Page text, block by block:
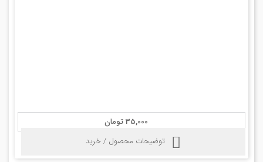
35,000 تومان
توضیحات محصول / خرید